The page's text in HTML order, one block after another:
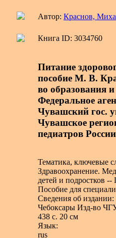
Автор: Краснов,
Книга ID: 3034760
Питание
пособие М. В.
во образования
Федеральное
Чувашский гос.
Чувашское
педиатров
Тематика, ключевые
Здравоохранение.
детей и подростков
Пособие для
Сведения об издании:
Чебоксары Изд-во
438 с. 20 см
Язык:
rus